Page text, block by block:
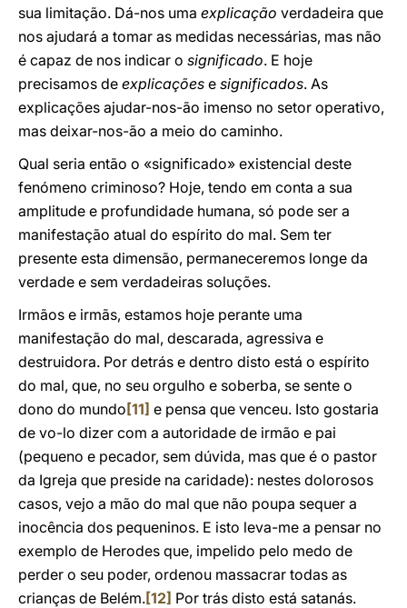
sua limitação. Dá-nos uma explicação verdadeira que
nos ajudará a tomar as medidas necessárias, mas não
é capaz de nos indicar o significado. E hoje
precisamos de explicações e significados. As
explicações ajudar-nos-ão imenso no setor operativo,
mas deixar-nos-ão a meio do caminho.
Qual seria então o «significado» existencial deste
fenómeno criminoso? Hoje, tendo em conta a sua
amplitude e profundidade humana, só pode ser a
manifestação atual do espírito do mal. Sem ter
presente esta dimensão, permaneceremos longe da
verdade e sem verdadeiras soluções.
Irmãos e irmãs, estamos hoje perante uma
manifestação do mal, descarada, agressiva e
destruidora. Por detrás e dentro disto está o espírito
do mal, que, no seu orgulho e soberba, se sente o
dono do mundo [11] e pensa que venceu. Isto gostaria
de vo-lo dizer com a autoridade de irmão e pai
(pequeno e pecador, sem dúvida, mas que é o pastor
da Igreja que preside na caridade): nestes dolorosos
casos, vejo a mão do mal que não poupa sequer a
inocência dos pequeninos. E isto leva-me a pensar no
exemplo de Herodes que, impelido pelo medo de
perder o seu poder, ordenou massacrar todas as
crianças de Belém.[12] Por trás disto está satanás.